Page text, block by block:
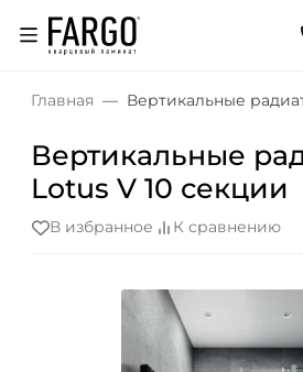
Главная Вертикальные
Вертикальные
Lotus V 10 секции
В избранное К сравнению